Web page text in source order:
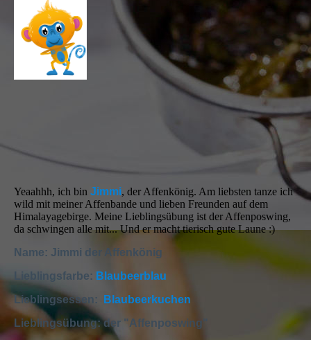
Yeaahhh, ich bin Jimmi, der Affenkönig. Am liebsten tanze ich
wild mit meiner Affenbande und lieben Freunden auf dem
Himalayagebirge. Meine Lieblingsübung ist der Affenposwing,
da schwingen alle mit... Und er macht tierisch gute Laune :)
Name: Jimmi der Affenkönig
Lieblingsfarbe: Blaubeerblau
Lieblingsessen:
Blaubeerkuchen
Lieblingsübung: der "Affenposwing"